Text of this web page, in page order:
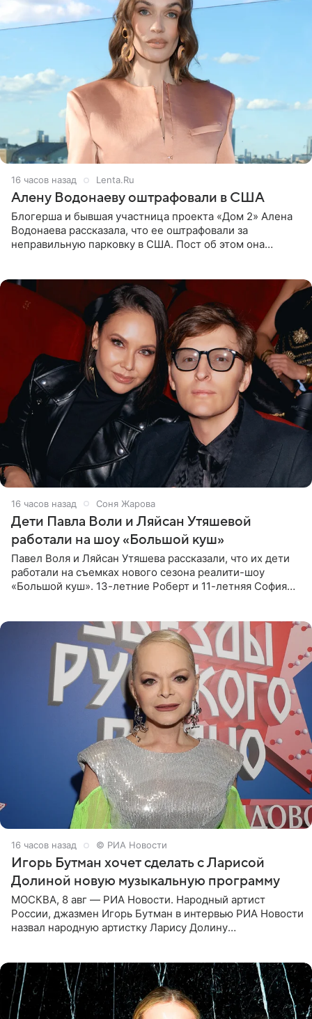
16 часов назад Lenta.Ru
Алену Водонаеву оштрафовали в США
Блогерша и бывшая участница проекта «Дом 2» Алена
Водонаева рассказала, что ее оштрафовали за
неправильную парковку в США. Пост об этом она
16 часов назад Соня Жарова
Дети Павла Воли и Ляйсан Утяшевой
работали на шоу «Большой куш»
Павел Воля и Ляйсан Утяшева рассказали, что их дети
работали на съемках нового сезона реалити-шоу
«Большой куш». 13-летние Роберт и 11-летняя София
16 часов назад © РИА Новости
Игорь Бутман хочет сделать с Ларисой
Долиной новую музыкальную программу
МОСКВА, 8 авг — РИА Новости. Народный артист
России, джазмен Игорь Бутман в интервью РИА Новости
назвал народную артистку Ларису Долину